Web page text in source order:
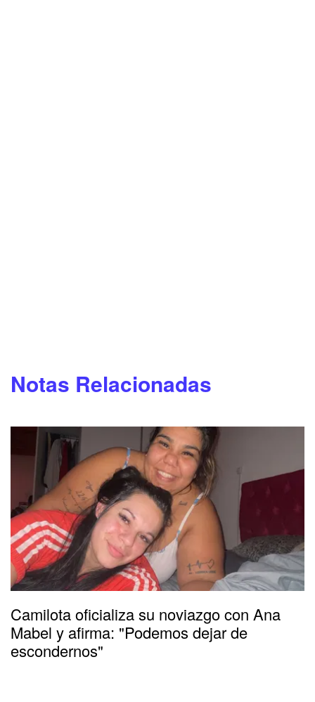
Notas Relacionadas
Camilota oficializa su noviazgo con Ana
Mabel y afirma: "Podemos dejar de
escondernos"